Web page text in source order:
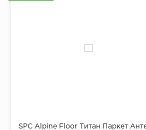
SPC Alpine Floor Титан Паркет